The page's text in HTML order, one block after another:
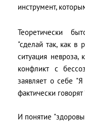
инструмент,
Теоретически
"сделай так, как в
ситуация невроза,
конфликт с
заявляет о себе
фактически
И понятие